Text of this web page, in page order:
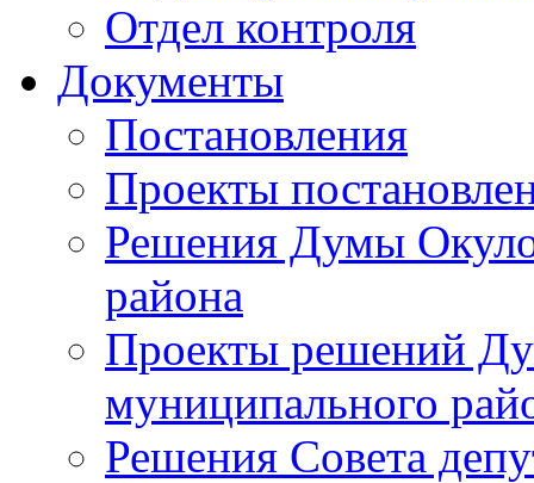
Отдел контроля
Документы
Постановления
Проекты
Решения Думы
района
Проекты решений
муниципального
Решения Совета